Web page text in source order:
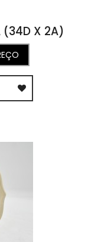
(34D X 2A)